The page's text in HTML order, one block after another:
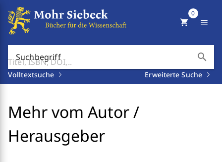
Suchbegriff search
Volltextsuche Erweiterte Suche
shopping_cart
0
menu
Mehr vom Autor /
Herausgeber